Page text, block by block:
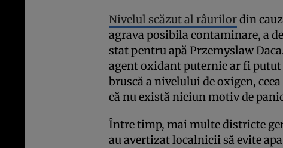
Nivelul scăzut al râurilordin
agrava posibila contaminare, a
stat pentru apă Przemyslaw
agent oxidant puternic ar fi putut
bruscă a nivelului de oxigen,
că nu există niciun motiv de
Între timp, mai multe districte
au avertizat localnicii să evite